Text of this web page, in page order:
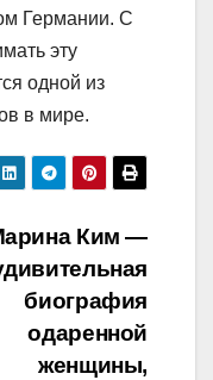
Германии. С
эту
одной из
в мире.
Ким —
биография
одаренной
женщины,